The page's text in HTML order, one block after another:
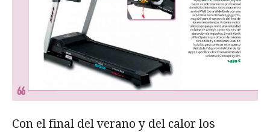
Con el final del verano y del calor los